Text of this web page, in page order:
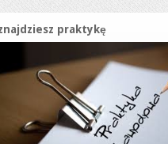
praktykę